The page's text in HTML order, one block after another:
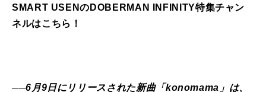
SMART USENのDOBERMAN INFINITY特集チャン
ネルはこちら！
──6月9日にリリースされた新曲「konomama」は、